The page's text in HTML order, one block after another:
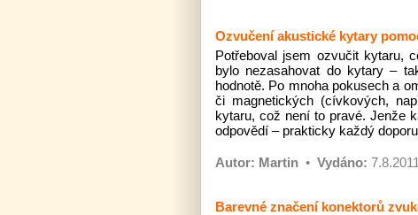
Ozvučení akustické kytary
Potřeboval jsem ozvučit kytaru,
bylo nezasahovat do kytary –
hodnotě. Po mnoha pokusech a
či magnetických (cívkových,
kytaru, což není to pravé. Jenže
odpovědí – prakticky každý
Autor: Martin • Vydáno:
Barevné značení konektorů